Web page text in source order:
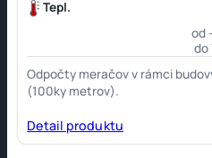
Tepl.
od
do
Odpočty meračov v rámci
(100ky metrov).
Detail produktu